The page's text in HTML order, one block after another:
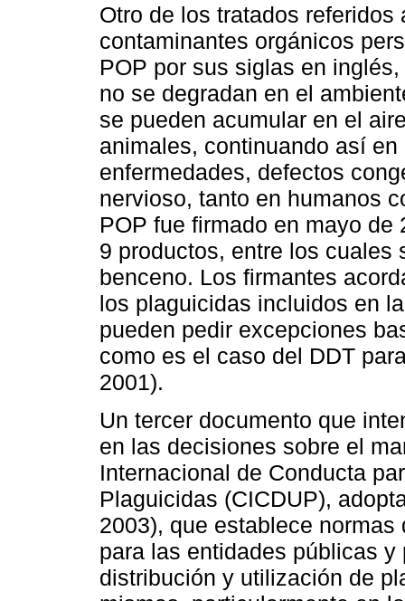
Otro de los tratados
contaminantes orgánicos
POP por sus siglas en
no se degradan en el
se pueden acumular en el
animales, continuando así
enfermedades, defectos
nervioso, tanto en humanos
POP fue firmado en mayo
9 productos, entre los cuales
benceno. Los firmantes
los plaguicidas incluidos en
pueden pedir excepciones
como es el caso del DDT
2001).
Un tercer documento que
en las decisiones sobre el
Internacional de Conducta
Plaguicidas (CICDUP),
2003), que establece
para las entidades públicas
distribución y utilización de